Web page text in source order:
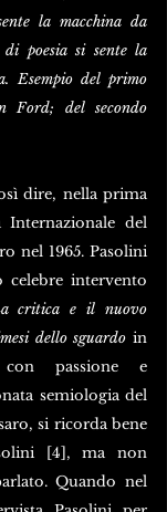
la macchina da
di poesia si sente la
Esempio del primo
Ford; del secondo
dire, nella prima
Internazionale del
nel 1965. Pasolini
intervento
critica e il nuovo
dello sguardo in
passione e
semiologia del
si ricorda bene
[4], ma non
Quando nel